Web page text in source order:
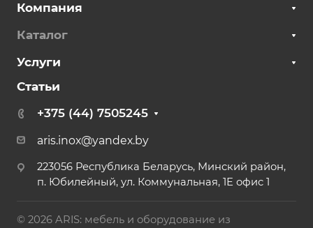
Компания
Каталог
Услуги
Статьи
+375 (44) 7505245
aris.inox@yandex.by
223056 Республика Беларусь, Минский район,
п. Юбилейный, ул. Коммунальная, 1Е офис 1
© 2026 ARIS: мебель и оборудование из